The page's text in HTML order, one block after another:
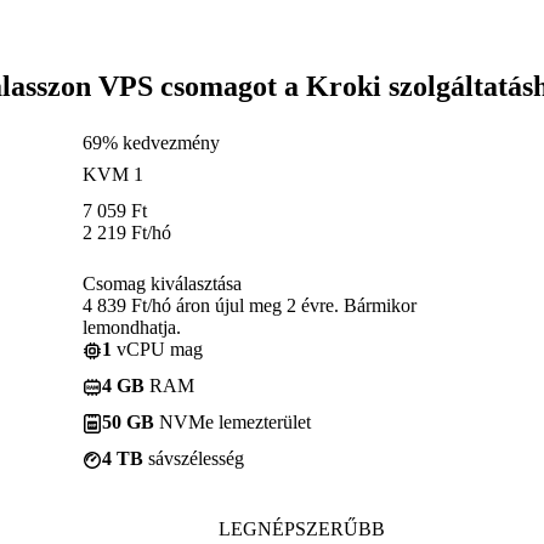
VPS csomagot a Kroki
69% kedvezmény
KVM 1
7 059 Ft
2 219 Ft/hó
Csomag kiválasztása
4 839 Ft/hó áron újul meg 2 évre. Bármikor
lemondhatja.
1 vCPU mag
4 GB RAM
50 GB NVMe lemezterület
4 TB sávszélesség
LEGNÉPSZERŰBB